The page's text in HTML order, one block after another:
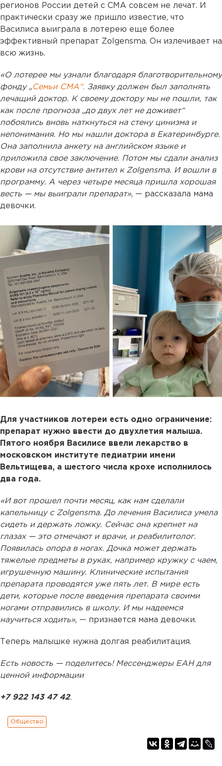
регионов России детей с СМА совсем не лечат. И
практически сразу же пришло известие, что
Василиса выиграла в лотерею еще более
эффективный препарат Zolgensma. Он излечивает на
всю жизнь.
«О лотерее мы узнали благодаря благотворительному
фонду „Семьи СМА“. Заявку должен был заполнять
лечащий доктор. К своему доктору мы не пошли, так
как после прогноза „до двух лет не доживет“
побоялись вновь наткнуться на стену цинизма и
непонимания. Но мы нашли доктора в Екатеринбурге.
Она заполнила анкету на английском языке и
приложила свое заключение. Потом мы сдали анализ
крови на отсутствие антител к Zolgensma. И вошли в
программу. А через четыре месяца пришла хорошая
весть — мы выиграли препарат», — рассказала мама
девочки.
Для участников лотереи есть одно ограничение:
препарат нужно ввести до двухлетия малыша.
Пятого ноября Василисе ввели лекарство в
московском институте педиатрии имени
Вельтищева, а шестого числа крохе исполнилось
два года.
«И вот прошел почти месяц, как нам сделали
капельницу с Zolgensma. До лечения Василиса умела
сидеть и держать ложку. Сейчас она крепнет на
глазах — это отмечают и врачи, и реабилитолог.
Появилась опора в ногах. Дочка может держать
тяжелые предметы в руках, например кружку с чаем,
игрушечную машину. Клинические испытания
препарата проводятся уже пять лет. В мире есть
дети, которые после введения препарата своими
ногами отправились в школу. И мы надеемся
научиться ходить», — признается мама девочки.
Теперь малышке нужна долгая реабилитация.
Есть новость — поделитесь! Мессенджеры ЕАН для
ценной информации
+7 922 143 47 42.
Общество